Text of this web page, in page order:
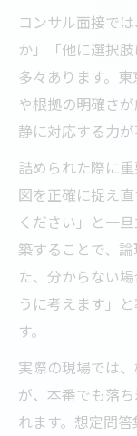
コンサル面接で
か」「他に選択
多々あります。
や根拠の明確さ
静に対応する力が
詰められた際に
図を正確に捉え
ください」と一
築することで、
た、分からない
うに考えます」
す。
実際の現場では
が、本番でも落
れます。想定問